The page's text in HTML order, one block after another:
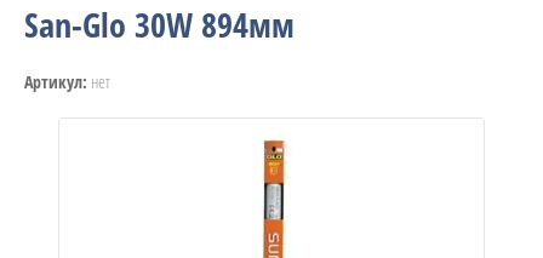
San-Glo 30W 894мм
Артикул: нет